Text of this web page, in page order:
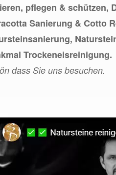
pflegen & schützen,
Sanierung & Cotto
Trockeneisreinigung.
dass Sie uns besuchen.